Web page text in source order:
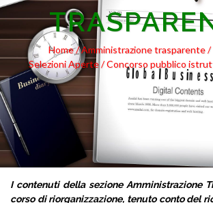
Home /Amministrazione trasparente/
Selezioni Aperte/ Concorso pubblico
I contenuti della sezione Amministrazione
corso di riorganizzazione, tenuto conto del